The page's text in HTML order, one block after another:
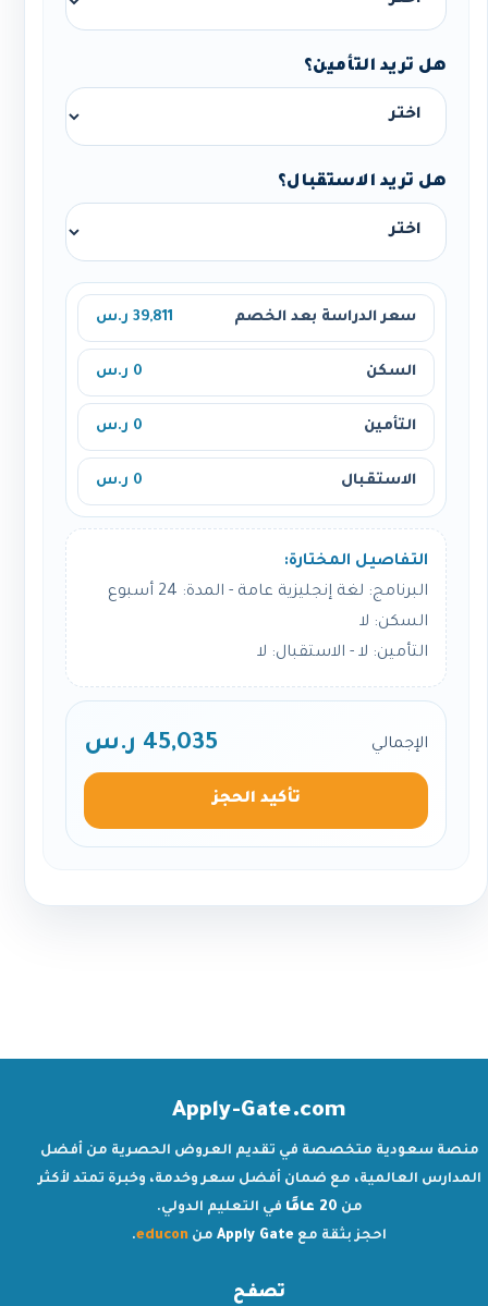
هل تريد التأمين؟
هل تريد الاستقبال؟
سعر الدراسة بعد الخصم 39,811 ر.س
السكن 0 ر.س
التأمين 0 ر.س
الاستقبال 0 ر.س
التفاصيل المختارة:
البرنامج: لغة إنجليزية عامة - المدة: 24 أسبوع
السكن: لا
التأمين: لا - الاستقبال: لا
الإجمالي 45,035 ر.س
تأكيد الحجز
Apply-Gate.com
منصة سعودية متخصصة في تقديم العروض الحصرية من أفضل
المدارس العالمية، مع ضمان أفضل سعر وخدمة، وخبرة تمتد لأكثر
من 20 عامًا
في التعليم الدولي.
احجز بثقة مع Apply Gate من educon
.
تصفح